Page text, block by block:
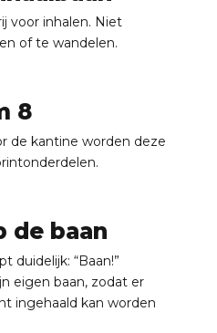
voor inhalen. Niet
of te wandelen.
8
de kantine worden deze
de baan
duidelijk: “Baan!”
eigen baan, zodat er
ingehaald kan worden